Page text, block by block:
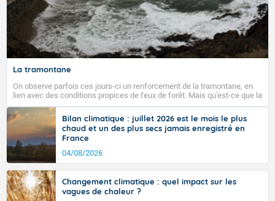
La tramontane
On observe parfois ces jours-ci un renforcement de la tramontane, en
lien avec des conditions propices de feux de forêt. Mais qu'est-ce que la
tramontane ? Quelles sont ses caractéristiques ? La tramontane est un
vent turbulent soufflant de secteur nord-ouest à nord, ou ouest à nord-
ouest, dans un secteur qui part du Roussillon à la vallée de l’Aude et à
l’ouest de l’Hérault. L’étymologie de ce vent vient du latin trasmontanus,
signifiant au-delà des monts, en allusion aux régions montagneuses
d’où provient ce vent.
Bilan climatique : juillet 2026 est le mois le plus
chaud et un des plus secs jamais enregistré en
France
04/08/2026
Changement climatique : quel impact sur les
vagues de chaleur ?